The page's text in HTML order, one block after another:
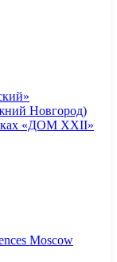
Новгород)
«ДОМ XXII»
Moscow